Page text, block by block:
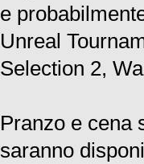
e
Unreal
Selection 2,
Pranzo e cena
saranno